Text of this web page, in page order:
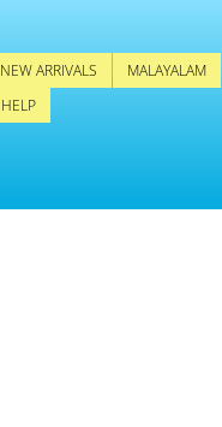
NEW ARRIVALS MALAYALAM
HELP